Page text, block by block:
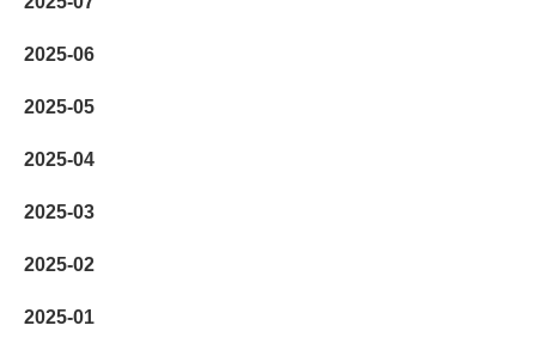
2025-06
2025-05
2025-04
2025-03
2025-02
2025-01